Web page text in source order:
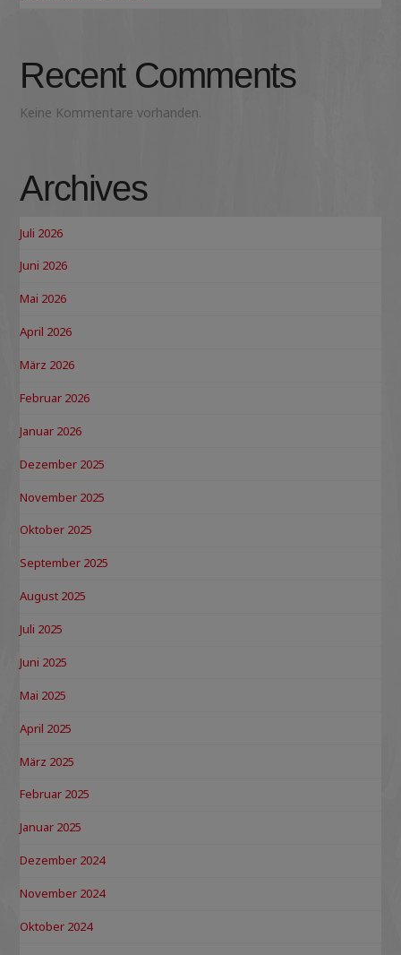
Recent Comments
Keine Kommentare vorhanden.
Archives
Juli 2026
Juni 2026
Mai 2026
April 2026
März 2026
Februar 2026
Januar 2026
Dezember 2025
November 2025
Oktober 2025
September 2025
August 2025
Juli 2025
Juni 2025
Mai 2025
April 2025
März 2025
Februar 2025
Januar 2025
Dezember 2024
November 2024
Oktober 2024